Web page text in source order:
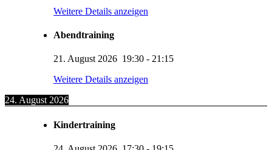
Weitere Details anzeigen
Abendtraining
21. August 2026 19:30 - 21:15
Weitere Details anzeigen
24. August 2026
Kindertraining